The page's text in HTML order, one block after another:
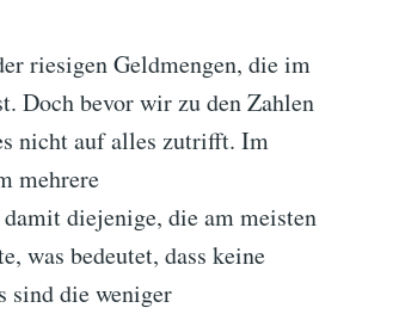
riesigen Geldmengen, die im
Doch bevor wir zu den Zahlen
nicht auf alles zutrifft. Im
mehrere
diejenige, die am meisten
was bedeutet, dass keine
sind die weniger